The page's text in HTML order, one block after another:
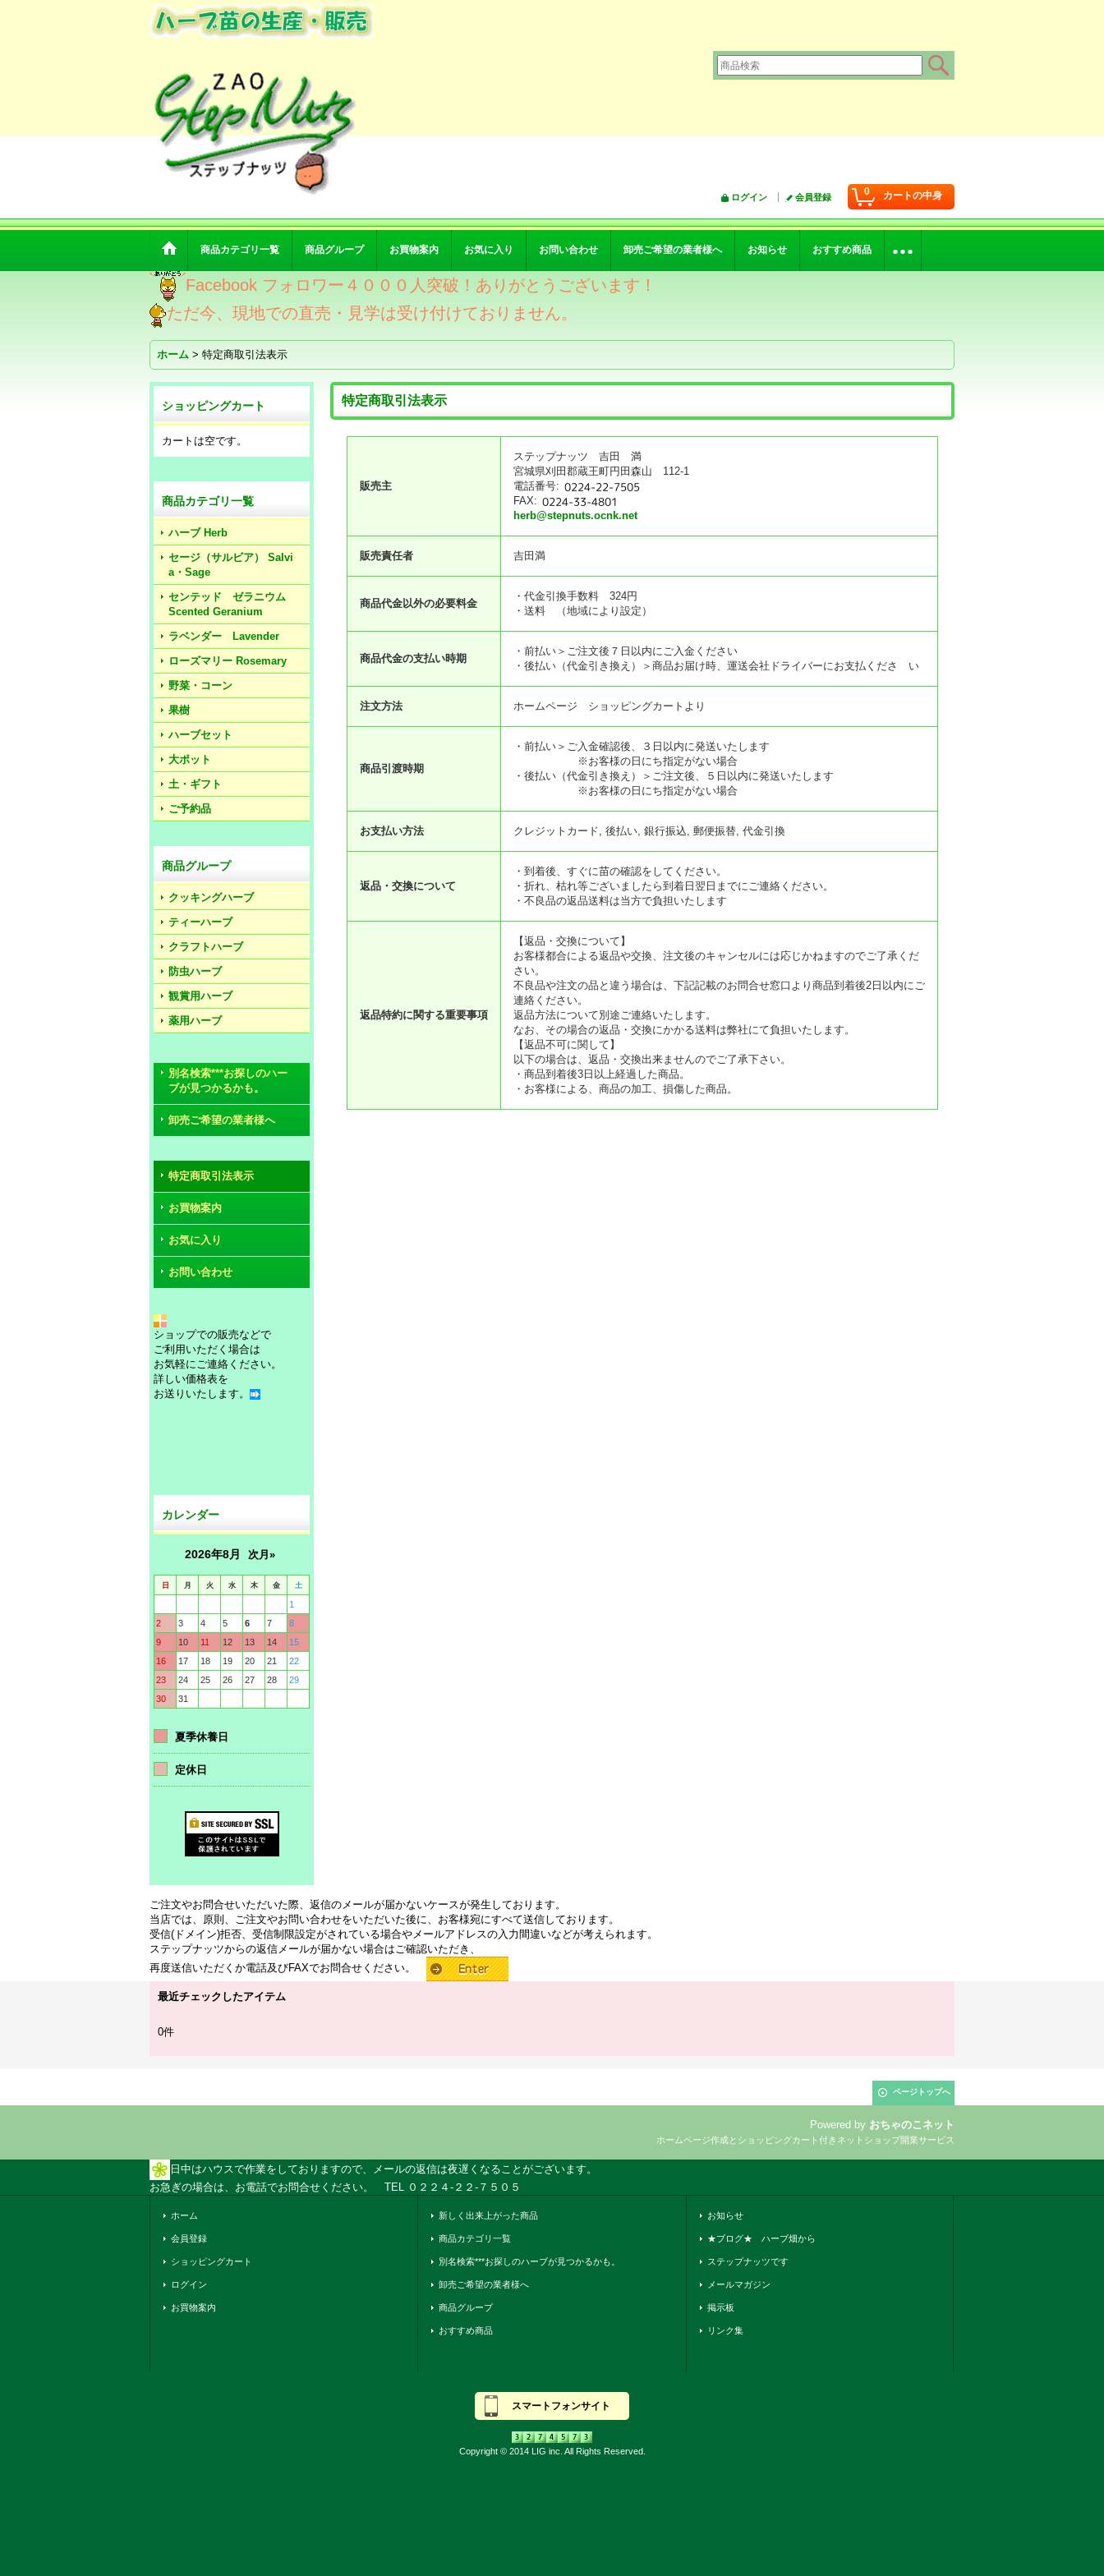
0 カートの中身
ログイン 会員登録
商品カテゴリ一覧 商品グループ お買物案内 お気に入り お問い合わせ 卸売ご希望の業者様へ お知らせ おすすめ商品
Facebook フォロワー４０００人突破！ありがとうございます！
ただ今、現地での直売・見学は受け付けておりません。
ホーム > 特定商取引法表示
ショッピングカート
カートは空です。
商品カテゴリ一覧
ハーブ Herb
セージ（サルビア） Salvi
a・Sage
センテッド ゼラニウム
Scented Geranium
ラベンダー Lavender
ローズマリー Rosemary
野菜・コーン
果樹
ハーブセット
大ポット
土・ギフト
ご予約品
商品グループ
クッキングハーブ
ティーハーブ
クラフトハーブ
防虫ハーブ
観賞用ハーブ
薬用ハーブ
別名検索***お探しのハー
ブが見つかるかも。
卸売ご希望の業者様へ
特定商取引法表示
お買物案内
お気に入り
お問い合わせ
ショップでの販売などで
ご利用いただく場合は
お気軽にご連絡ください。
詳しい価格表を
お送りいたします。
カレンダー
2026年8月 次月»
日 月 火 水 木 金 土
1
2
3 4 5 6 7
8
9
10 11 12 13 14
15
16
17 18 19 20 21
22
23
24 25 26 27 28
29
30
31
夏季休養日
定休日
特定商取引法表示
販売主
ステップナッツ 吉田 満
宮城県刈田郡蔵王町円田森山 112-1
電話番号:
FAX:
herb@stepnuts.ocnk.net
販売責任者 吉田満
商品代金以外の必要料金
・代金引換手数料 324円
・送料 （地域により設定）
商品代金の支払い時期
・前払い＞ご注文後７日以内にご入金ください
・後払い（代金引き換え）＞商品お届け時、運送会社ドライバーにお支払くださ い
注文方法 ホームページ ショッピングカートより
商品引渡時期
・前払い＞ご入金確認後、３日以内に発送いたします
※お客様の日にち指定がない場合
・後払い（代金引き換え）＞ご注文後、５日以内に発送いたします
※お客様の日にち指定がない場合
お支払い方法 クレジットカード, 後払い, 銀行振込, 郵便振替, 代金引換
返品・交換について
・到着後、すぐに苗の確認をしてください。
・折れ、枯れ等ございましたら到着日翌日までにご連絡ください。
・不良品の返品送料は当方で負担いたします
返品特約に関する重要事項
【返品・交換について】
お客様都合による返品や交換、注文後のキャンセルには応じかねますのでご了承くだ
さい。
不良品や注文の品と違う場合は、下記記載のお問合せ窓口より商品到着後2日以内にご
連絡ください。
返品方法について別途ご連絡いたします。
なお、その場合の返品・交換にかかる送料は弊社にて負担いたします。
【返品不可に関して】
以下の場合は、返品・交換出来ませんのでご了承下さい。
・商品到着後3日以上経過した商品。
・お客様による、商品の加工、損傷した商品。
ご注文やお問合せいただいた際、返信のメールが届かないケースが発生しております。
当店では、原則、ご注文やお問い合わせをいただいた後に、お客様宛にすべて送信しております。
受信(ドメイン)拒否、受信制限設定がされている場合やメールアドレスの入力間違いなどが考えられます。
ステップナッツからの返信メールが届かない場合はご確認いただき、
再度送信いただくか電話及びFAXでお問合せください。
最近チェックしたアイテム
0件
ページトップへ
Powered by おちゃのこネット
ホームページ作成とショッピングカート付きネットショップ開業サービス
日中はハウスで作業をしておりますので、メールの返信は夜遅くなることがございます。
お急ぎの場合は、お電話でお問合せください。 TEL ０２２４-２２-７５０５
ホーム
会員登録
ショッピングカート
ログイン
お買物案内
新しく出来上がった商品
商品カテゴリ一覧
別名検索***お探しのハーブが見つかるかも。
卸売ご希望の業者様へ
商品グループ
おすすめ商品
お知らせ
★ブログ★ ハーブ畑から
ステップナッツです
メールマガジン
掲示板
リンク集
スマートフォンサイト
Copyright © 2014 LIG inc. All Rights Reserved.